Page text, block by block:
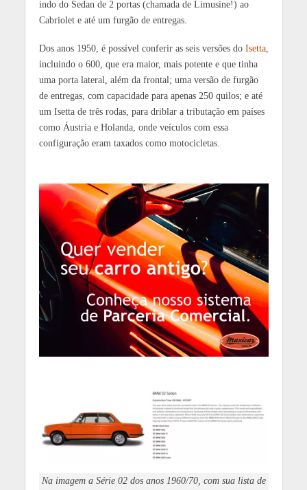
indo do Sedan de 2 portas (chamada de Limusine!) ao
Cabriolet e até um furgão de entregas.
Dos anos 1950, é possível conferir as seis versões do Isetta,
incluindo o 600, que era maior, mais potente e que tinha
uma porta lateral, além da frontal; uma versão de furgão
de entregas, com capacidade para apenas 250 quilos; e até
um Isetta de três rodas, para driblar a tributação em países
como Áustria e Holanda, onde veículos com essa
configuração eram taxados como motocicletas.
Na imagem a Série 02 dos anos 1960/70, com sua lista de